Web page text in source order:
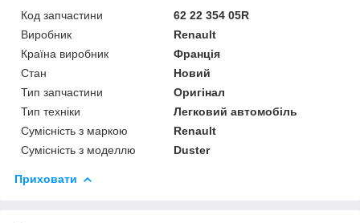
Код запчастини
62 22 354 05R
Виробник
Renault
Країна виробник
Франція
Стан
Новий
Тип запчастини
Оригінал
Тип техніки
Легковий автомобіль
Сумісність з маркою
Renault
Сумісність з моделлю
Duster
Приховати